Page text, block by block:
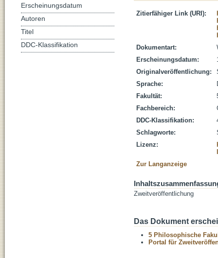
Zitierfähiger Link (URI):
Dokumentart:
Erscheinungsdatum:
Originalveröffentlichung:
Sprache:
Fakultät:
Fachbereich:
DDC-Klassifikation:
Schlagworte:
Lizenz:
Zur Langanzeige
Zweitveröffentlichung
Das Dokument
5 Philosophische
Portal für
Erscheinungsdatum
Autoren
Titel
DDC-Klassifikation